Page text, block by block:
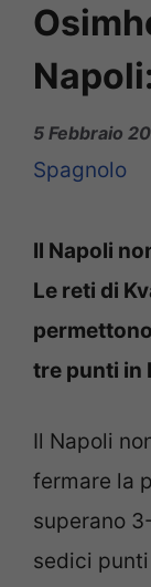
5 Febbraio
Spagnolo
Il Napoli
Le reti di
tre punti in
Il Napoli
fermare la
superano
sedici